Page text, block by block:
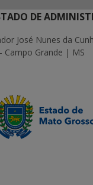
DE
José Nunes da
Campo Grande | MS